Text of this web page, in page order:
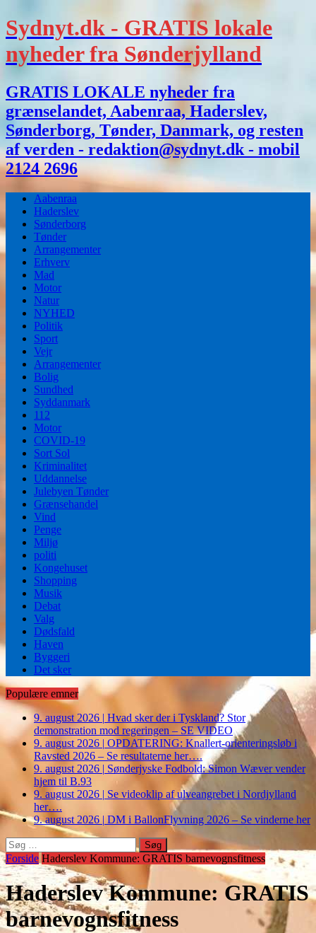
Sydnyt.dk - GRATIS lokale
nyheder fra Sønderjylland
GRATIS LOKALE nyheder fra
grænselandet, Aabenraa, Haderslev,
Sønderborg, Tønder, Danmark, og resten
af verden - redaktion@sydnyt.dk - mobil
2124 2696
Aabenraa
Haderslev
Sønderborg
Tønder
Arrangementer
Erhverv
Mad
Motor
Natur
NYHED
Politik
Sport
Vejr
Arrangementer
Bolig
Sundhed
Syddanmark
112
Motor
COVID-19
Sort Sol
Kriminalitet
Uddannelse
Julebyen Tønder
Grænsehandel
Vind
Penge
Miljø
politi
Kongehuset
Shopping
Musik
Debat
Valg
Dødsfald
Haven
Byggeri
Det sker
Populære emner
9. august 2026 | Hvad sker der i Tyskland? Stor
demonstration mod regeringen – SE VIDEO
9. august 2026 | OPDATERING: Knallert-orienteringsløb i
Ravsted 2026 – Se resultaterne her….
9. august 2026 | Sønderjyske Fodbold: Simon Wæver vender
hjem til B.93
9. august 2026 | Se videoklip af ulveangrebet i Nordjylland
her….
9. august 2026 | DM i BallonFlyvning 2026 – Se vinderne her
Søg
efter:
Forside Haderslev Kommune: GRATIS barnevognsfitness
Haderslev Kommune: GRATIS
barnevognsfitness